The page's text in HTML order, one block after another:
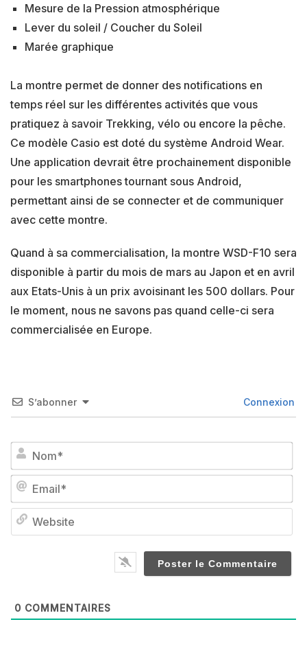
Mesure de la Pression atmosphérique
Lever du soleil / Coucher du Soleil
Marée graphique
La montre permet de donner des notifications en
temps réel sur les différentes activités que vous
pratiquez à savoir Trekking, vélo ou encore la pêche.
Ce modèle Casio est doté du système Android Wear.
Une application devrait être prochainement disponible
pour les smartphones tournant sous Android,
permettant ainsi de se connecter et de communiquer
avec cette montre.
Quand à sa commercialisation, la montre WSD-F10 sera
disponible à partir du mois de mars au Japon et en avril
aux Etats-Unis à un prix avoisinant les 500 dollars. Pour
le moment, nous ne savons pas quand celle-ci sera
commercialisée en Europe.
S’abonner Connexion
0 COMMENTAIRES